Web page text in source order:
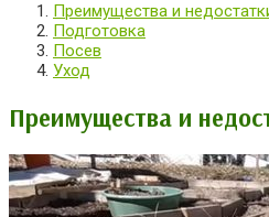
Преимущества и
Подготовка
Посев
Уход
Преимущества и